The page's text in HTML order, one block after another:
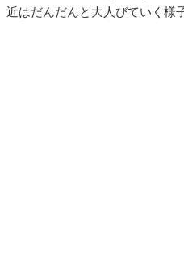
近はだんだんと大人びていく様